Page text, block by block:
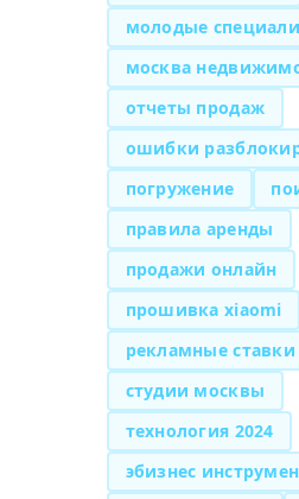
молодые
москва
отчеты продаж
ошибки
погружение
правила аренды
продажи онлайн
прошивка xiaomi
рекламные ставки
студии москвы
технология 2024
эбизнес